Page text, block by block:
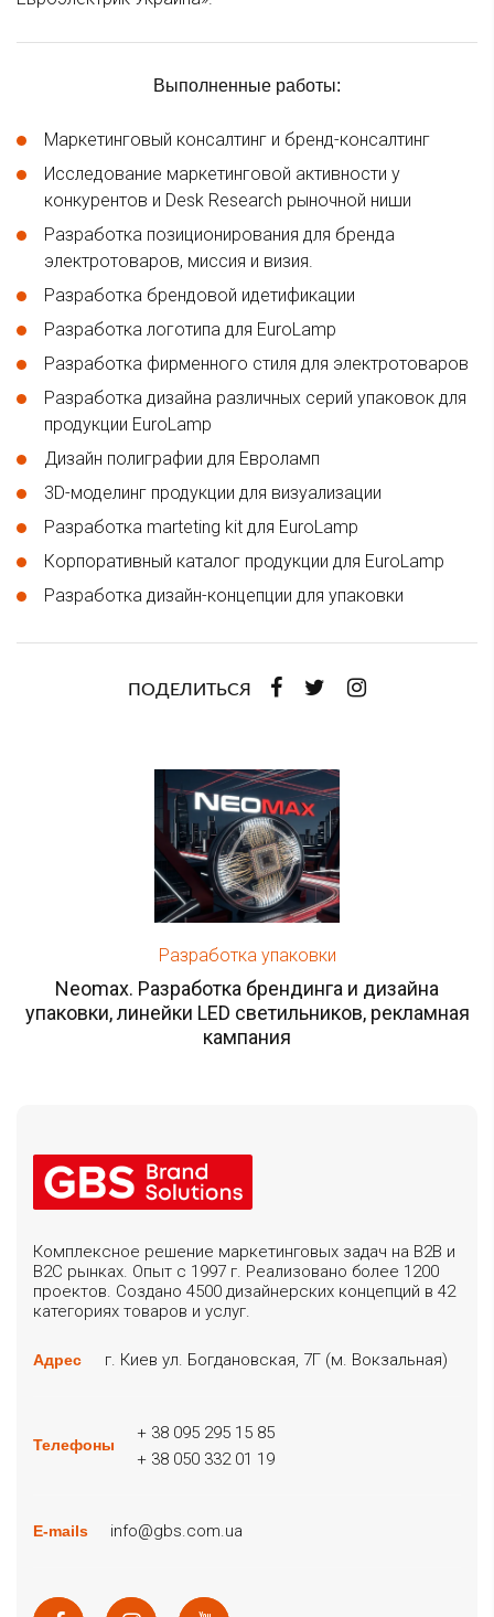
Выполненные работы:
Маркетинговый консалтинг и бренд-консалтинг
Исследование маркетинговой активности у
конкурентов и Desk Research рыночной ниши
Разработка позиционирования для бренда
электротоваров, миссия и визия.
Разработка брендовой идетификации
Разработка логотипа для EuroLamp
Разработка фирменного стиля для электротоваров
Разработка дизайна различных серий упаковок для
продукции EuroLamp
Дизайн полиграфии для Евроламп
3D-моделинг продукции для визуализации
Разработка marteting kit для EuroLamp
Корпоративный каталог продукции для EuroLamp
Разработка дизайн-концепции для упаковки
ПОДЕЛИТЬСЯ
Разработка упаковки
Neomax. Разработка брендинга и дизайна
упаковки, линейки LED светильников, рекламная
кампания
Комплексное решение маркетинговых задач на B2B и
B2C рынках. Опыт с 1997 г. Реализовано более 1200
проектов. Создано 4500 дизайнерских концепций в 42
категориях товаров и услуг.
Адрес г. Киев ул. Богдановская, 7Г (м. Вокзальная)
Телефоны
+ 38 095 295 15 85
+ 38 050 332 01 19
E-mails info@gbs.com.ua